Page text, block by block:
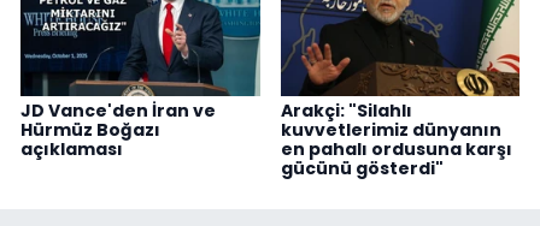
JD Vance'den İran ve
Hürmüz Boğazı
açıklaması
Arakçi: "Silahlı
kuvvetlerimiz dünyanın
en pahalı ordusuna karşı
gücünü gösterdi"